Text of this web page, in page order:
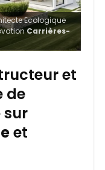
Ecologique
Carrières-
et
de
sur
et